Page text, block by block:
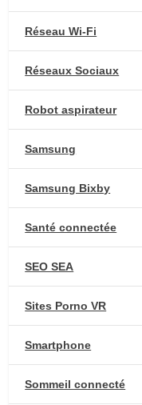
Réseau Wi-Fi
Réseaux Sociaux
Robot aspirateur
Samsung
Samsung Bixby
Santé connectée
SEO SEA
Sites Porno VR
Smartphone
Sommeil connecté